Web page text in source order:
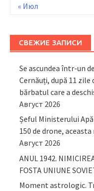
« Июл
СВЕЖИЕ ЗАПИСИ
Se ascundea într-un
Cernăuți, după 11
bărbatul care a
Август 2026
Șeful Ministerului
150 de drone,
Август 2026
ANUL 1942.
FOSTA UNIUNE
Moment astrologic.